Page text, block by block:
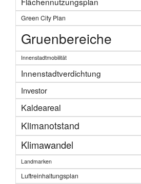
Green City Plan
Gruenbereiche
Innenstadtmobilität
Innenstadtverdichtung
Investor
Kaldeareal
Klimanotstand
Klimawandel
Landmarken
Luftreinhaltungsplan